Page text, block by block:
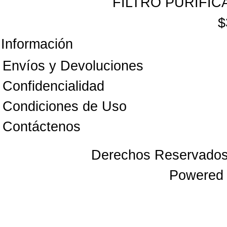
Información
Envíos y Devoluciones
Confidencialidad
Condiciones de Uso
Contáctenos
Derechos